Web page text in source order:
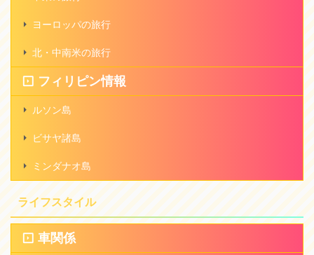
ヨーロッパの旅行
北・中南米の旅行
フィリピン情報
ルソン島
ビサヤ諸島
ミンダナオ島
ライフスタイル
車関係